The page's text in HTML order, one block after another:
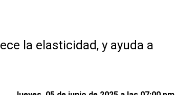
la elasticidad, y ayuda a